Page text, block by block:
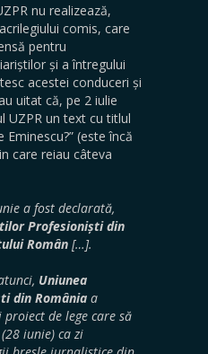
nu realizează,
comis, care
pentru
și a întregului
acestei conduceri și
uitat că, pe 2 iulie
UZPR un text cu titlul
Eminescu?” (este încă
care reiau câteva
a fost declarată,
Profesioniști din
Român […].
Uniunea
din România a
de lege care să
iunie) ca zi